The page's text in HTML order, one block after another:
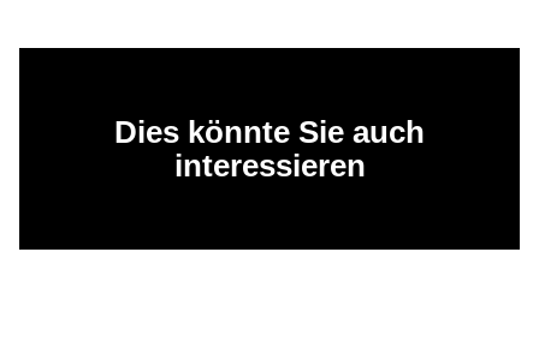
Dies könnte Sie auch
interessieren